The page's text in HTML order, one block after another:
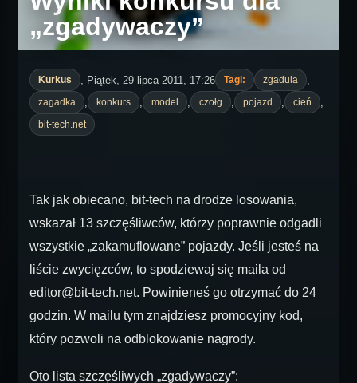
„zgadywaczy”
Kurkus , Piątek, 29 lipca 2011, 17:26 Tagi: zgadula
zagadka konkurs model czołg pojazd cień
bit-tech.net
Tak jak obiecano, bit-tech na drodze losowania,
wskazał 13 szczęśliwców, którzy poprawnie odgadli
wszystkie „zakamuflowane” pojazdy. Jeśli jesteś na
liście zwycięzców, to spodziewaj się maila od
editor@bit-tech.net. Powinieneś go otrzymać do 24
godzin. W mailu tym znajdziesz promocyjny kod,
który pozwoli na odblokowanie nagrody.
Oto lista szczęśliwych „zgadywaczy”: